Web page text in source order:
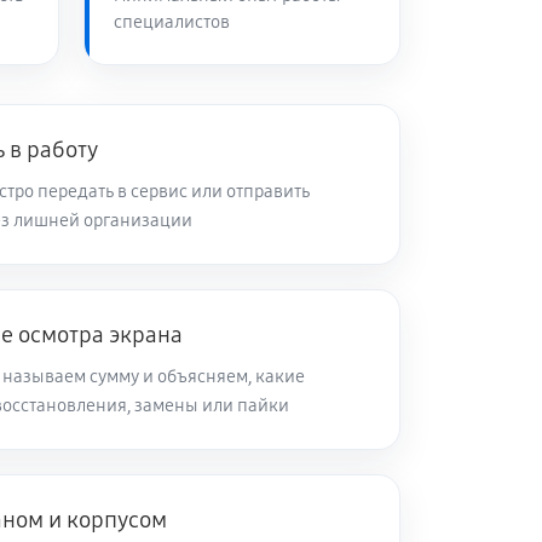
специалистов
в работу
передать в сервис или отправить
лишней организации
осмотра экрана
сумму и объясняем, какие
замены или пайки
и корпусом